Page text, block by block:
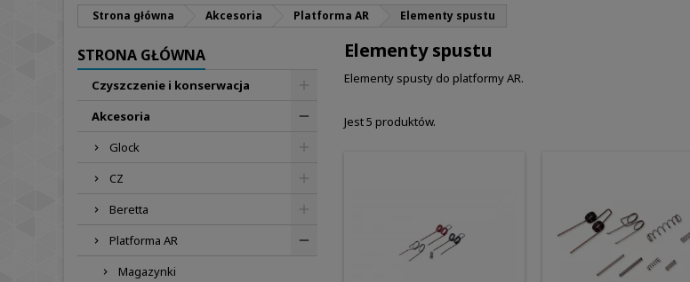
Strona główna Akcesoria Platforma AR Elementy spustu
STRONA GŁÓWNA
Czyszczenie i konserwacja
Akcesoria
Glock
CZ
Beretta
Platforma AR
Magazynki
Elementy spustu
Elementy spusty do platformy AR.
Jest 5 produktów.